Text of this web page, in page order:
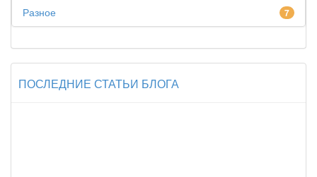
Разное 7
ПОСЛЕДНИЕ СТАТЬИ БЛОГА